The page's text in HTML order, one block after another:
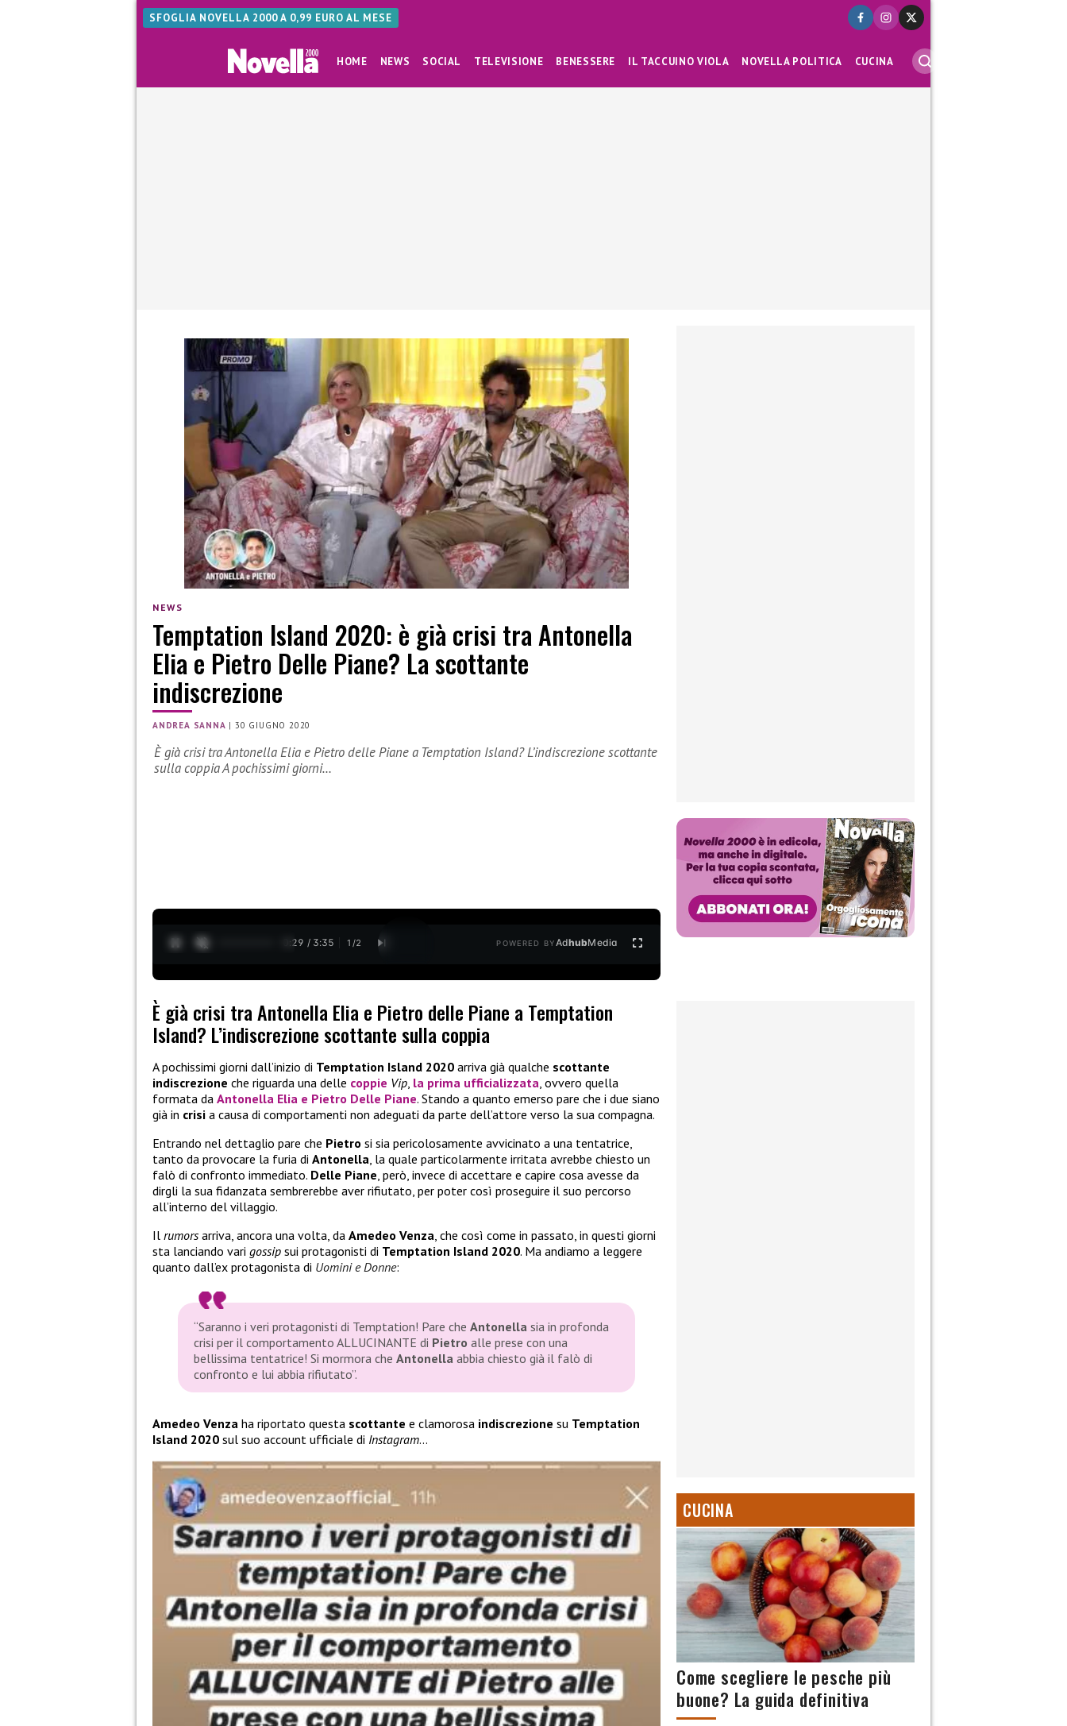
SFOGLIA NOVELLA 2000 A 0,99 EURO AL MESE
HOME NEWS SOCIAL TELEVISIONE BENESSERE IL TACCUINO VIOLA NOVELLA POLITICA CUCINA
NEWS
Temptation Island 2020: è già crisi tra Antonella
Elia e Pietro Delle Piane? La scottante
indiscrezione
ANDREA SANNA |30 GIUGNO 2020
È già crisi tra Antonella Elia e Pietro delle Piane a Temptation Island? L’indiscrezione scottante
sulla coppia A pochissimi giorni…
0:30 / 3:35 1 /2 POWERED BYAdhubMedia
È già crisi tra Antonella Elia e Pietro delle Piane a Temptation
Island? L’indiscrezione scottante sulla coppia
A pochissimi giorni dall’inizio di Temptation Island 2020 arriva già qualche scottante
indiscrezione che riguarda una delle coppie Vip, la prima ufficializzata, ovvero quella
formata da Antonella Elia e Pietro Delle Piane. Stando a quanto emerso pare che i due siano
già in crisi a causa di comportamenti non adeguati da parte dell’attore verso la sua compagna.
Entrando nel dettaglio pare che Pietro si sia pericolosamente avvicinato a una tentatrice,
tanto da provocare la furia di Antonella, la quale particolarmente irritata avrebbe chiesto un
falò di confronto immediato. Delle Piane, però, invece di accettare e capire cosa avesse da
dirgli la sua fidanzata sembrerebbe aver rifiutato, per poter così proseguire il suo percorso
all’interno del villaggio.
Il rumorsarriva, ancora una volta, da Amedeo Venza, che così come in passato, in questi giorni
sta lanciando vari gossip sui protagonisti di Temptation Island 2020. Ma andiamo a leggere
quanto dall’ex protagonista di Uomini e Donne:
“Saranno i veri protagonisti di Temptation! Pare che Antonella sia in profonda
crisi per il comportamento ALLUCINANTE di Pietro alle prese con una
bellissima tentatrice! Si mormora che Antonella abbia chiesto già il falò di
confronto e lui abbia rifiutato”.
Amedeo Venza ha riportato questa scottante e clamorosa indiscrezione su Temptation
Island 2020 sul suo account ufficiale di Instagram…
CUCINA
Come scegliere le pesche più
buone? La guida definitiva